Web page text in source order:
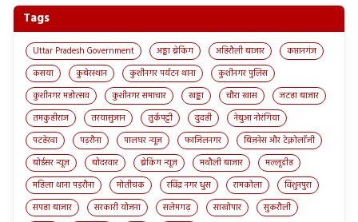
Tags
Uttar Pradesh Government अड्डा ब्रेकिंग अहिरौली बाजार
कप्तानगंज
कसया
कुबेरस्थान कुशीनगर पर्यटन थाना
कुशीनगर पुलिस
कुशीनगर महोत्सव
कुशीनगर समाचार खड्डा चौरा खास
जटहा बाजार
तमकुहीराज
तरयासुजान तुर्कपट्टी दुदही
नेबुआ नोरंगिया
पटहेरवा
पड़रौना पालघर न्यूज़ फाजिलनगर
बिज़नेस और टेक्नोलॉजी
बोईसर न्यूज़
बोदरवार ब्रेकिंग न्यूज़ मथौली बाजार
मल्लूडीह
महिला थाना पड़रौना
मोतीचक रविंद्र नगर धुस रामकोला
विशुनपुरा
सपहा बाजार
सरकारी योजना सलेमगढ़ साखोपार
सुकरौली